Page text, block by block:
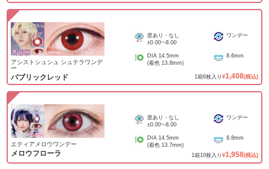
アシストシュシュ シュテラワンデ
ー
パブリックレッド
度あり・なし
±0.00~-8.00
ワンデー
DIA 14.5mm
(着色 13.8mm)
8.6mm
1箱6枚入り ¥1,408(税込)
エティアメロウワンデー
メロウフローラ
度あり・なし
±0.00~-8.00
ワンデー
DIA 14.5mm
(着色 13.7mm)
8.8mm
1箱10枚入り ¥1,958(税込)